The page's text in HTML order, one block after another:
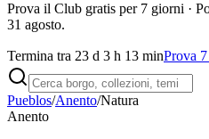
Prova il Club gratis per 7 giorni ·
31 agosto.
Termina tra 23 d 3 h 13 minProva
Pueblos/Anento/Natura
Anento